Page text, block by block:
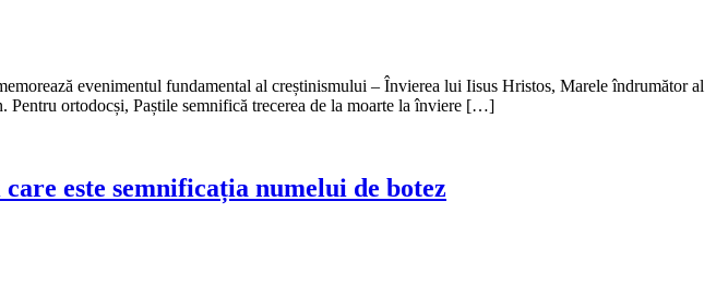
evenimentul fundamental al creștinismului – Învierea lui Iisus Hristos, Marele îndrumător al
Pentru ortodocși, Paștile semnifică trecerea de la moarte la înviere […]
este semnificația numelui de botez